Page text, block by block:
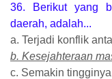
36. Berikut yang
daerah, adalah...
a. Terjadi konflik
b. Kesejahteraan
c. Semakin